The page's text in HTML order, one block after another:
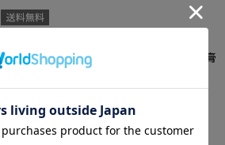
ストリングポケット ダークグレー / 石膏